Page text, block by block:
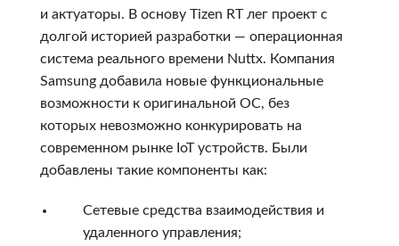
и актуаторы. В основу Tizen RT лег проект с
долгой историей разработки — операционная
система реального времени Nuttx. Компания
Samsung добавила новые функциональные
возможности к оригинальной ОС, без
которых невозможно конкурировать на
современном рынке IoT устройств. Были
добавлены такие компоненты как:
Сетевые средства взаимодействия и
удаленного управления;